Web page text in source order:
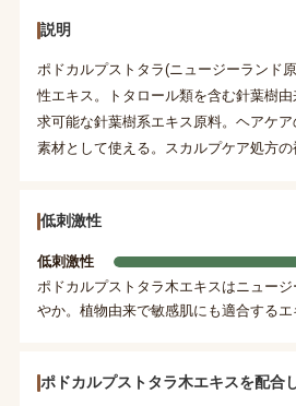
説明
ポドカルプストタラ(ニュージーランド
性エキス。トタロール類を含む針葉樹
求可能な針葉樹系エキス原料。ヘアケ
素材として使える。スカルプケア処方の
低刺激性
低刺激性
ポドカルプストタラ木エキスはニュー
やか。植物由来で敏感肌にも適合するエ
ポドカルプストタラ木エキスを配合